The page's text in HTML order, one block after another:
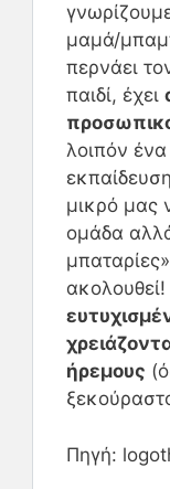
μαμά/
περνάει
παιδί, έχει
λοιπόν
μικρό μας
ομάδα
ήρεμους
Πηγή: